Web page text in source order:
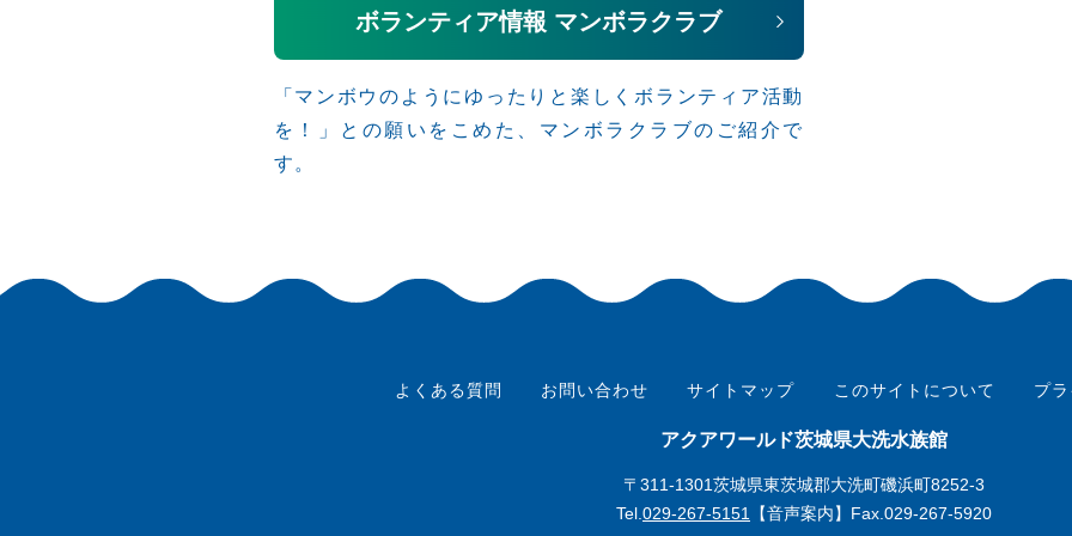
ボランティア情報 マンボラクラブ
「マンボウのようにゆったりと楽しくボランティア活動
を！」との願いをこめた、マンボラクラブのご紹介で
す。
よくある質問 お問い合わせ サイトマップ このサイトについて プ
アクアワールド茨城県大洗水族館
〒311-1301茨城県東茨城郡大洗町磯浜町8252-3
Tel. 029-267-5151 【音声案内】Fax.029-267-5920